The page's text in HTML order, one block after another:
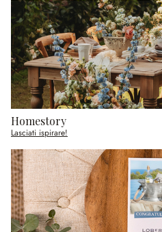
Homestory
Lasciati ispirare!